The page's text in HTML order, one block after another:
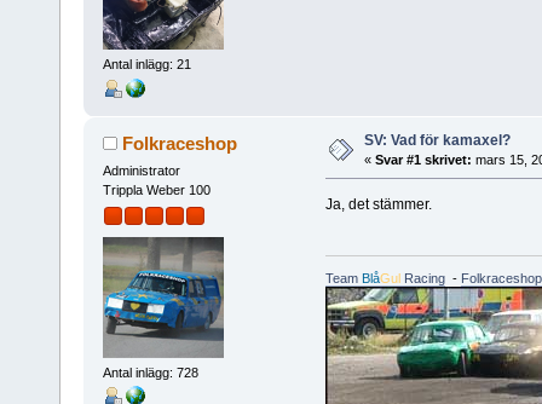
Antal inlägg: 21
Folkraceshop
Administrator
Trippla Weber 100
Antal inlägg: 728
SV: Vad för kamaxel?
« Svar #1 skrivet: mars 15,
Ja, det stämmer.
Team BlåGulRacing- Folkraceshop